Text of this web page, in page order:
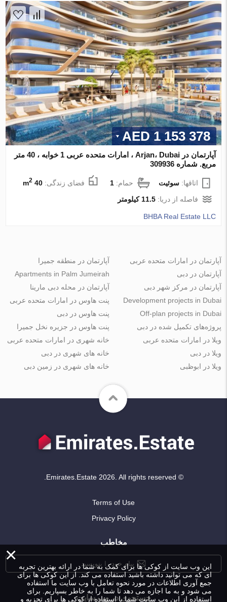
1 153 378 AED
آپارتمان در Arjan، Dubai ، امارات متحده عربی 1 خوابه ، 40 متر
مربع. شماره 309936
اتاقها:سوئیت حمام:1 فضای زندگی:40 m
2
فاصله از دریا:11.5 کیلومتر
BHBA Real Estate LLC
آپارتمان در امارات متحده عربی
آپارتمان در دبی
آپارتمان در مرکز شهر دبی
آپارتمان در منطقه جمیرا
Apartments in Palm Jumeirah
آپارتمان در محله دبی مارینا
Development projects in Dubai
Off-plan projects in Dubai
پروژه‌های تکمیل شده در دبی
پنت هاوس در امارات متحده عربی
پنت هاوس در دبی
پنت هاوس در جزیره نخل جمیرا
ویلا در امارات متحده عربی
ویلا در دبی
ویلا در ابوظبی
خانه شهری در امارات متحده عربی
خانه های شهری در دبی
خانه های شهری در زمین دبی
© Emirates.Estate 2026. All rights reserved.
Terms of Use
Privacy Policy
مخاطب
پیام خود را بنویسید
جستجوی در وب سایت
×
این وب سایت از کوکی ها برای کمک به شما در ارائه بهترین تجربه
ای که می توانید داشته باشید استفاده می کند. از این کوکی ها برای
جمع آوری اطلاعات در مورد نحوه تعامل با وب سایت ما استفاده
می شود و به ما اجازه می دهد تا شما را به خاطر بسپاریم. برای
استفاده از این وب سایت شما با استفاده از کوکی ها برای تجزیه و